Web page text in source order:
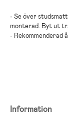
- Se över
monterad. Byt ut
- Rekommenderad
Information